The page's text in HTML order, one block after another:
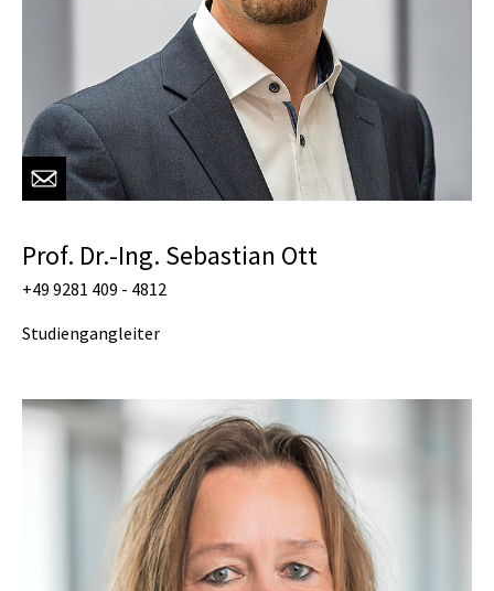
Prof. Dr.-Ing. Sebastian Ott
+49 9281 409 - 4812
Studiengangleiter